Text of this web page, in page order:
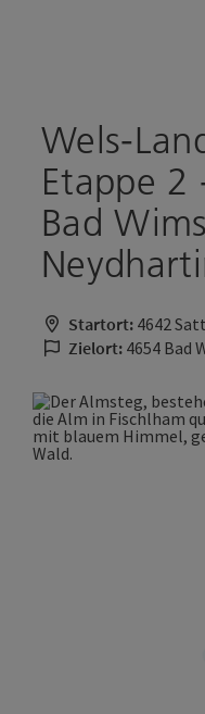
Wels-
Etappe 2
Bad
Startort: 4642
Zielort: 4654 Bad